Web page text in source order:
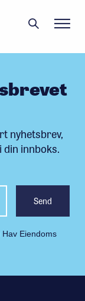
nyhetsbrev,
innboks.
Eiendoms